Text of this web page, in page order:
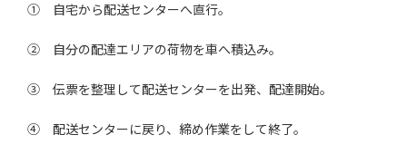
① 自宅から配送センターへ直行。
② 自分の配達エリアの荷物を車へ積込み。
③ 伝票を整理して配送センターを出発、配達開始。
④ 配送センターに戻り、締め作業をして終了。